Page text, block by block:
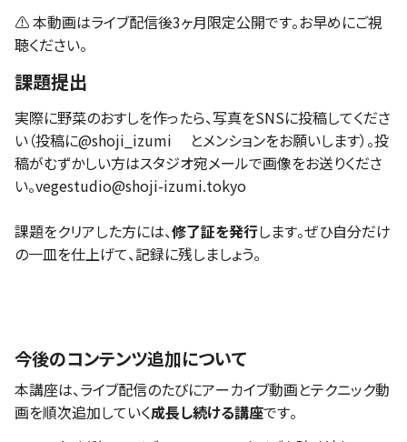
⚠️ 本動画はライブ配信後3ヶ月限定公開です。お早めにご視
聴ください。
課題提出
実際に野菜のおすしを作ったら、写真をSNSに投稿してくださ
い（投稿に@shoji_izumi
とメンションをお願いします）。投
稿がむずかしい方はスタジオ宛メールで画像をお送りくださ
い。vegestudio@shoji-izumi.tokyo
課題をクリアした方には、修了証を発行します。ぜひ自分だけ
の一皿を仕上げて、記録に残しましょう。
今後のコンテンツ追加について
本講座は、ライブ配信のたびにアーカイブ動画とテクニック動
画を順次追加していく成長し続ける講座です。